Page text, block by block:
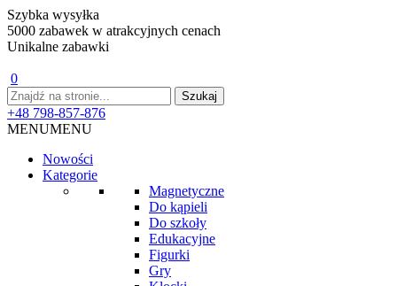
Szybka wysyłka
5000 zabawek w atrakcyjnych cenach
Unikalne zabawki
0
+48 798-857-876
MENUMENU
Nowości
Kategorie
Magnetyczne
Do kąpieli
Do szkoły
Edukacyjne
Figurki
Gry